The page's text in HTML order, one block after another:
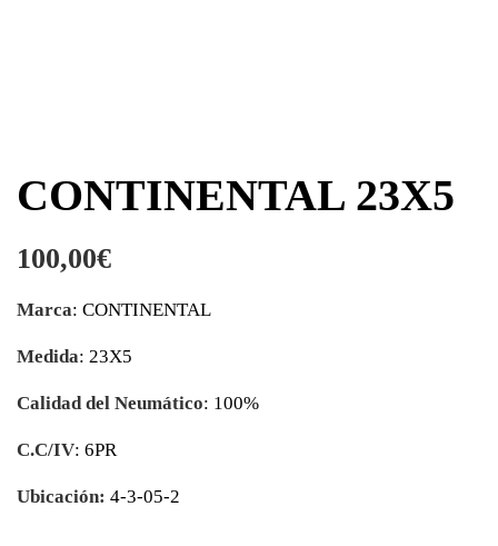
CONTINENTAL 23X5
100,00€
Marca: CONTINENTAL
Medida: 23X5
Calidad del Neumático: 100%
C.C/IV: 6PR
Ubicación: 4-3-05-2